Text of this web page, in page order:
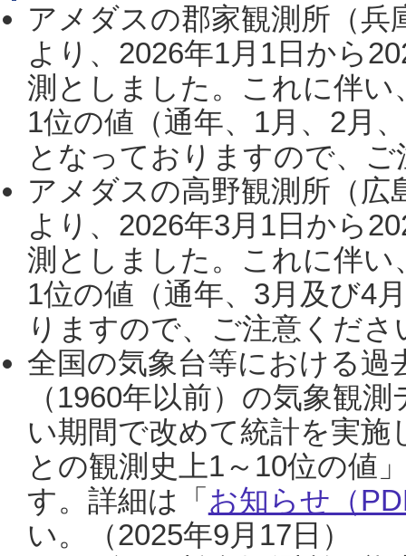
アメダスの郡家観測所（
より、2026年1月1日から
測としました。これに伴い
1位の値（通年、1月、2月
となっておりますので、
アメダスの高野観測所（
より、2026年3月1日から
測としました。これに伴い
1位の値（通年、3月及び4
りますので、ご注意くだ
全国の気象台等における過
（1960年以前）の気象観
い期間で改めて統計を実
との観測史上1～10位の値
す。詳細は「 お知らせ（
い。（2025年9月17日）